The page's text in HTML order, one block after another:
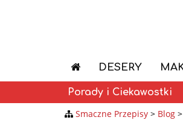
DESERY
Porady i Ciekawostki
Smaczne Przepisy > Blog >